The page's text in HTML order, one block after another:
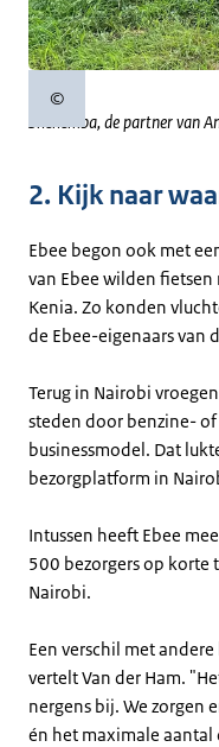
©Copyrightinformatie
Shehemba, de partner van
2. Kijk naar
Ebee begon ook met
van Ebee wilden
Kenia. Zo konden
de Ebee-eigenaars van
Terug in Nairobi
steden door benzine-
businessmodel. Dat
bezorgplatform in
Intussen heeft Ebee
500 bezorgers op korte
Nairobi.
Een verschil met
vertelt Van der Ham.
nergens bij. We zorgen
én het maximale aantal